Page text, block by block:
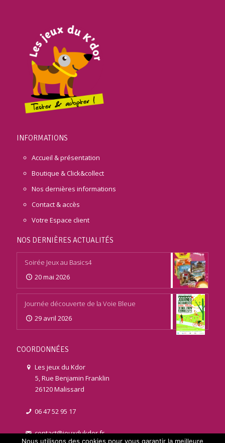
INFORMATIONS
Accueil & présentation
Boutique & Click&collect
Nos dernières informations
Contact & accès
Votre Espace client
NOS DERNIÈRES ACTUALITÉS
Soirée Jeux au Basics4
20 mai 2026
Journée découverte de la Voie Bleue
29 avril 2026
COORDONNÉES
Les jeux du Kdor
5, Rue Benjamin Franklin
26120 Malissard
06 47 52 95 17
contact@jeuxdukdor.fr
Nous utilisons des cookies pour vous garantir la meilleure